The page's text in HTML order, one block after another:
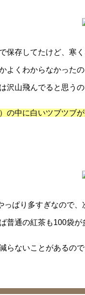
保存してたけど、寒
よくわからなかった
沢山飛んでると思う
の中に白いツブツブ
っぱり多すぎなので
普通の紅茶も100袋が
らないことがあるの